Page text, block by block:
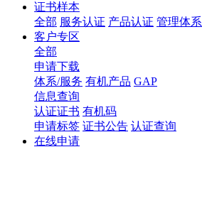
证书样本
全部 服务认证 产品认证 管理体系
客户专区
全部
申请下载
体系/服务 有机产品 GAP
信息查询
认证证书 有机码
申请标签 证书公告 认证查询
在线申请